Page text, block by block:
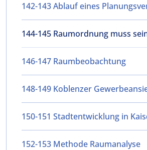
142-143 Ablauf eines
144-145 Raumordnung muss
146-147 Raumbeobachtung
148-149 Koblenzer
150-151 Stadtentwicklung in
152-153 Methode Raumanalyse